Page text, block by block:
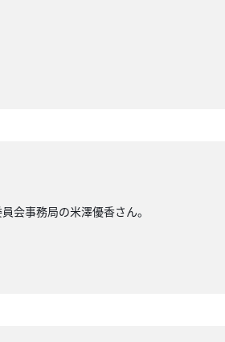
会事務局の米澤優香さん。